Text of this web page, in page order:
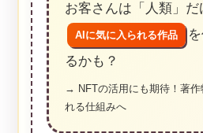
お客さんは「人類」だ
AIに気に入られる作品
るかも？
→ NFTの活用にも期待！著作
れる仕組みへ